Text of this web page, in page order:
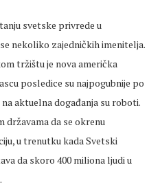
svetske privrede u
nekoliko zajedničkih imenitelja.
tržištu je nova američka
posledice su najpogubnije po
aktuelna događanja su roboti.
državama da se okrenu
u trenutku kada Svetski
da skoro 400 miliona ljudi u